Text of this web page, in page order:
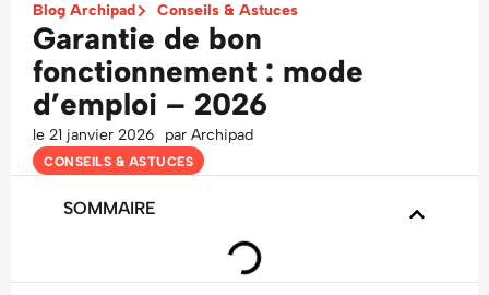
Blog Archipad Conseils & Astuces
Garantie de bon
fonctionnement : mode
d’emploi – 2026
le 21 janvier 2026 par Archipad
CONSEILS & ASTUCES
SOMMAIRE